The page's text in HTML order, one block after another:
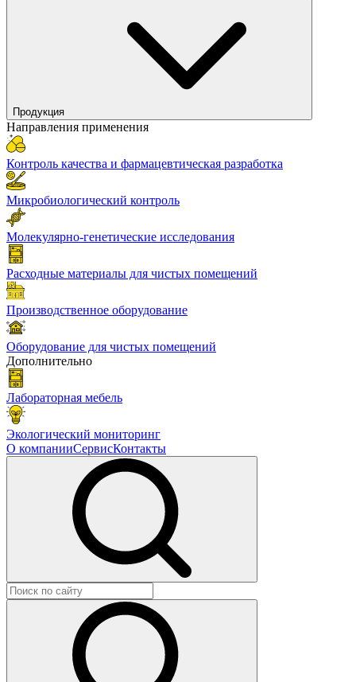
Продукция
Направления применения
Контроль качества и фармацевтическая разработка
Микробиологический контроль
Молекулярно-генетические исследования
Расходные материалы для чистых помещений
Производственное оборудование
Оборудование для чистых помещений
Дополнительно
Лабораторная мебель
Экологический мониторинг
О компанииСервисКонтакты